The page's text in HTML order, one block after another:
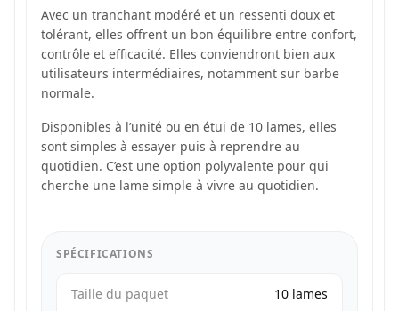
Avec un tranchant modéré et un ressenti doux et
tolérant, elles offrent un bon équilibre entre confort,
contrôle et efficacité. Elles conviendront bien aux
utilisateurs intermédiaires, notamment sur barbe
normale.
Disponibles à l’unité ou en étui de 10 lames, elles
sont simples à essayer puis à reprendre au
quotidien. C’est une option polyvalente pour qui
cherche une lame simple à vivre au quotidien.
SPÉCIFICATIONS
Taille du paquet 10 lames